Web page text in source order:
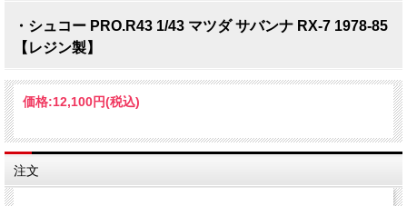
・シュコー PRO.R43 1/43 マツダ サバンナ RX-7 1978-85
【レジン製】
価格:12,100円(税込)
注文